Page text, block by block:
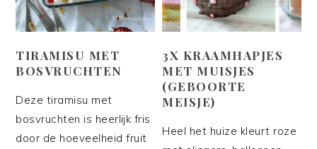
TIRAMISU MET
BOSVRUCHTEN
Deze tiramisu met
bosvruchten is heerlijk fris
door de hoeveelheid fruit
3X KRAAMHAPJES
MET MUISJES
(GEBOORTE
MEISJE)
Heel het huize kleurt roze